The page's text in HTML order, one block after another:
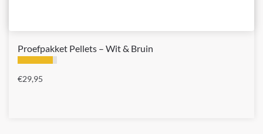
Proefpakket Pellets – Wit & Bruin
€29,95